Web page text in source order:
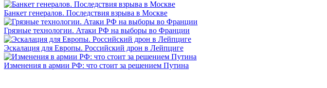
Банкет генералов. Последствия взрыва в Москве
Грязные технологии. Атаки РФ на выборы во Франции
Эскалация для Европы. Российский дрон в Лейпциге
Изменения в армии РФ: что стоит за решением Путина